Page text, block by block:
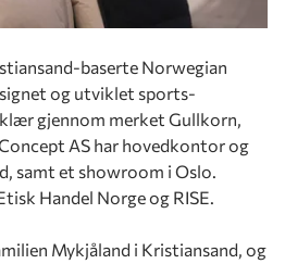
baserte Norwegian
og utviklet sports-
gjennom merket Gullkorn,
AS har hovedkontor og
samt et showroom i Oslo.
Handel Norge og RISE.
Mykjåland i Kristiansand, og